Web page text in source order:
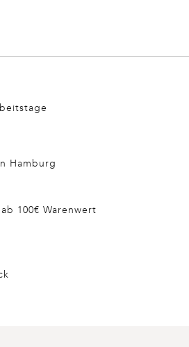
Hamburg
100€ Warenwert